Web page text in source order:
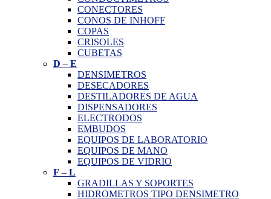
CONECTORES
CONOS DE INHOFF
COPAS
CRISOLES
CUBETAS
D – E
DENSIMETROS
DESECADORES
DESTILADORES DE AGUA
DISPENSADORES
ELECTRODOS
EMBUDOS
EQUIPOS DE LABORATORIO
EQUIPOS DE MANO
EQUIPOS DE VIDRIO
F – L
GRADILLAS Y SOPORTES
HIDROMETROS TIPO DENSIMETRO